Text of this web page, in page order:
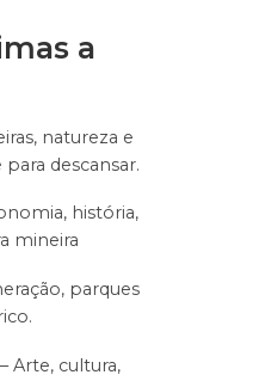
a
natureza e
descansar.
história,
mineira
parques
Arte, cultura,